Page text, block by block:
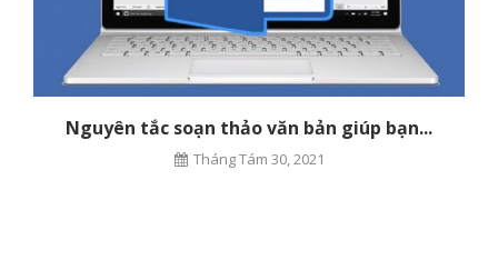
Nguyên tắc soạn thảo văn bản giúp bạn...
Tháng Tám 30, 2021